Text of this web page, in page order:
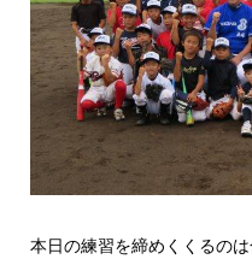
本日の練習を締めくくるのは